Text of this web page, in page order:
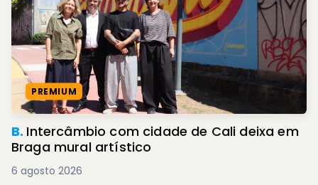
PREMIUM
B. Intercâmbio com cidade de Cali deixa em
Braga mural artístico
6 agosto 2026